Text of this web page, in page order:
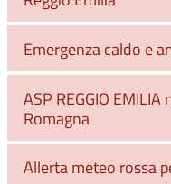
Emergenza caldo e
ASP REGGIO
Romagna
Allerta meteo rossa